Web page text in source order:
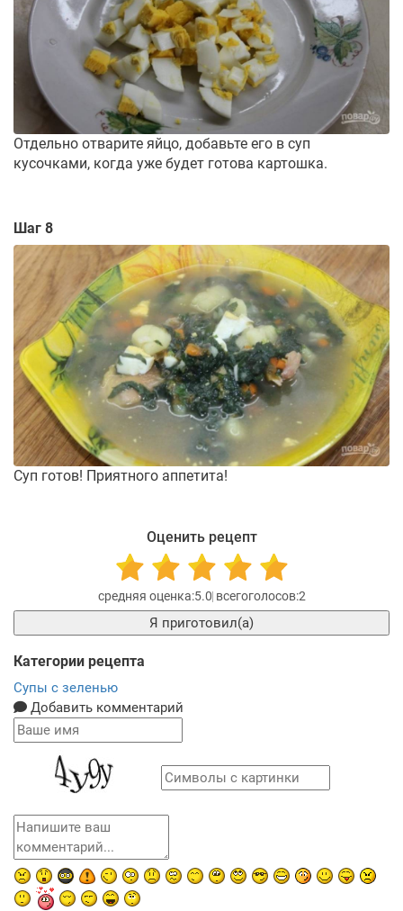
Отдельно отварите яйцо, добавьте его в суп
кусочками, когда уже будет готова картошка.
Шаг 8
Суп готов! Приятного аппетита!
Оценить рецепт
5.0 2
Я приготовил(а)
Категории рецепта
Супы с зеленью
Добавить комментарий